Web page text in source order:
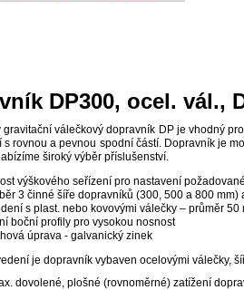
DP300, ocel. vál.,
gravitační válečkový dopravník DP je vhodný
s rovnou a pevnou spodní částí. Dopravník je
široký výběr příslušenství.
výškového seřízení pro nastavení
3 činné šíře dopravníků (300, 500 a 800
s plast. nebo kovovými válečky – průměr 50
boční profily pro vysokou nosnost
úprava - galvanický zinek
je dopravník vybaven ocelovými válečky,
dovolené, plošné (rovnoměrné) zatížení